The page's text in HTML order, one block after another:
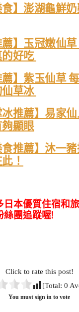
食】澎湖龜鮮
薦】玉冠嫩仙
好吃
薦】紫玉仙草
草冰
冰推薦】易家
顯眼
食推薦】沐一
！
日本優質住宿和
絲團追蹤喔!
Click to rate this post!
[Total: 0
You must sign in to vote